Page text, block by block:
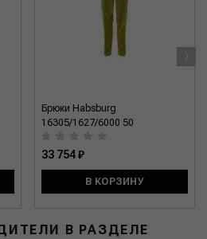
Брюки Habsburg
16305/1627/6000 50
33 754 ₽
В КОРЗИНУ
›
В РАЗДЕЛЕ